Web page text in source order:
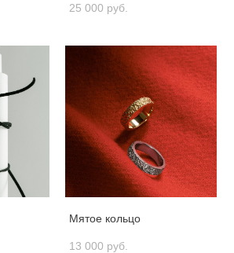
25 000 pуб.
Мятое кольцо
13 000 pуб.